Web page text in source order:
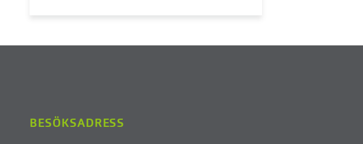
BESÖKSADRESS